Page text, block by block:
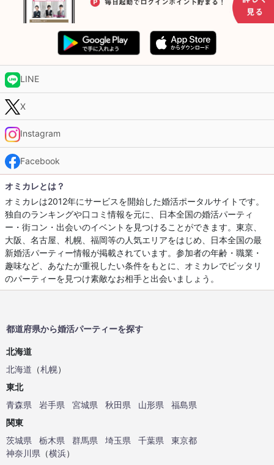
LINE
X
Instagram
Facebook
オミカレとは？
オミカレは2012年にサービスを開始した婚活ポータルサイトです。
独自のランキングや口コミ情報を元に、日本全国の婚活パーティ
ー・街コン・出会いのイベントを見つけることができます。東京、
大阪、名古屋、札幌、福岡等の人気エリアをはじめ、日本全国の最
新婚活パーティー情報が掲載されています。参加者の年齢・職業・
趣味など、あなたが重視したい条件をもとに、オミカレでピッタリ
のパーティーを見つけ素敵なお相手と出会いましょう。
都道府県から婚活パーティーを探す
北海道
北海道 （札幌）
東北
青森県
岩手県 宮城県 秋田県 山形県
福島県
関東
茨城県
栃木県 群馬県 埼玉県 千葉県
東京都
神奈川県 （横浜）